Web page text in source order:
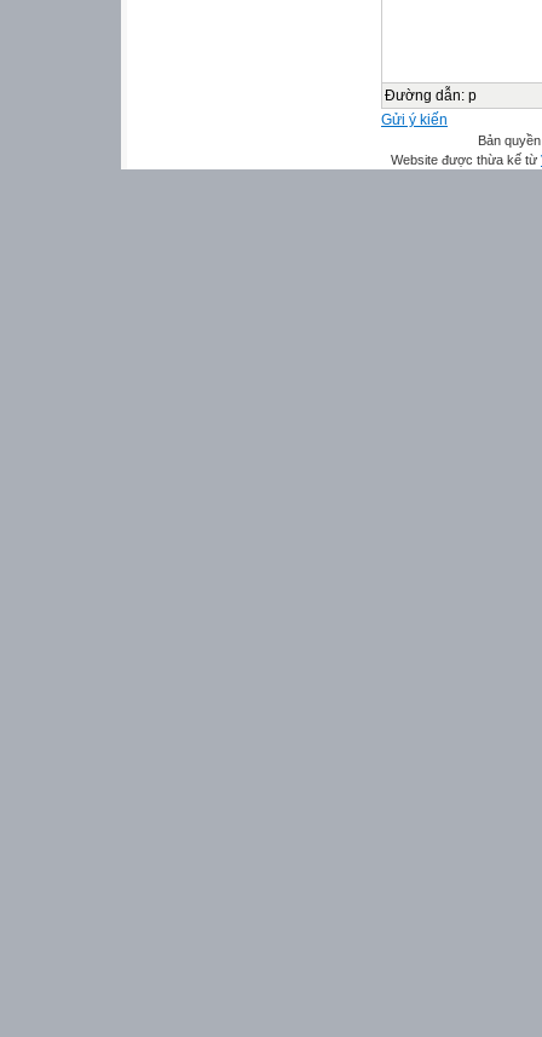
Đường dẫn: p
Gửi ý kiến
Bản
Website được thừa kế từ